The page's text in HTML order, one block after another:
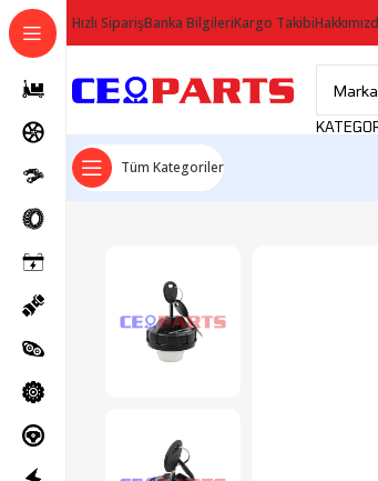
Hızlı SiparişBanka BilgileriKargo Takibi
Tüm Kategoriler